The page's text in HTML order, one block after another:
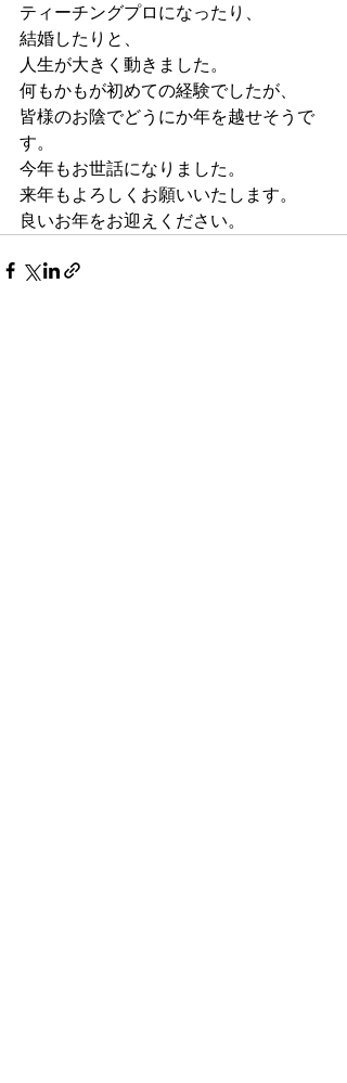
ティーチングプロになったり、
結婚したりと、
人生が大きく動きました。
何もかもが初めての経験でしたが、
皆様のお陰でどうにか年を越せそうで
す。
今年もお世話になりました。
来年もよろしくお願いいたします。
良いお年をお迎えください。